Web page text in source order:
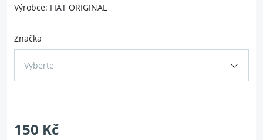
Výrobce: FIAT ORIGINAL
Značka
Vyberte
150 Kč